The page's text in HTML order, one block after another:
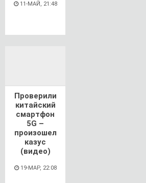
11-МАЙ, 21:48
Проверили
китайский
смартфон
5G –
произошел
казус
(видео)
19-МАР, 22:08